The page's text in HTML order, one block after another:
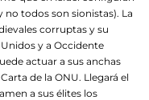
no todos son sionistas). La
corruptas y su
y a Occidente
actuar a sus anchas
de la ONU. Llegará el
a sus élites los